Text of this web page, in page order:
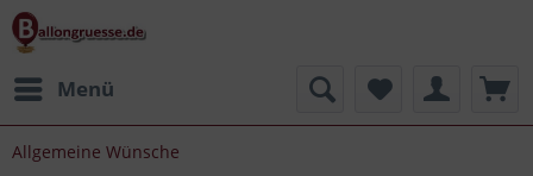
Menü
Allgemeine Wünsche